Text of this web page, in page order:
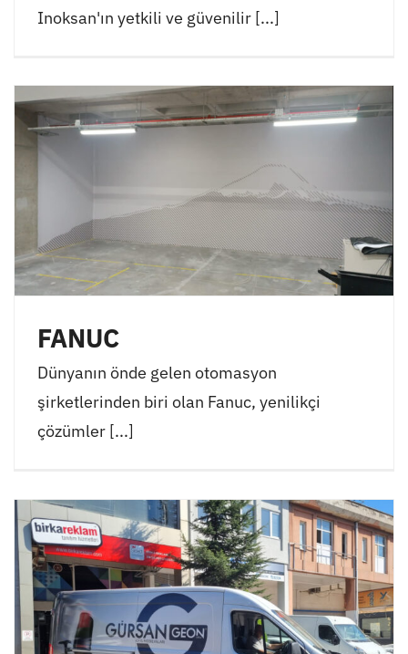
Inoksan'ın yetkili ve güvenilir [...]
FANUC
Dünyanın önde gelen otomasyon
şirketlerinden biri olan Fanuc, yenilikçi
çözümler [...]